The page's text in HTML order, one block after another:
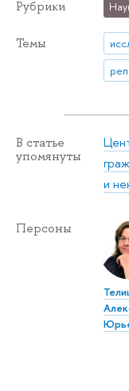
Рубрики
Темы
В статье
упомянуты
и
Персоны